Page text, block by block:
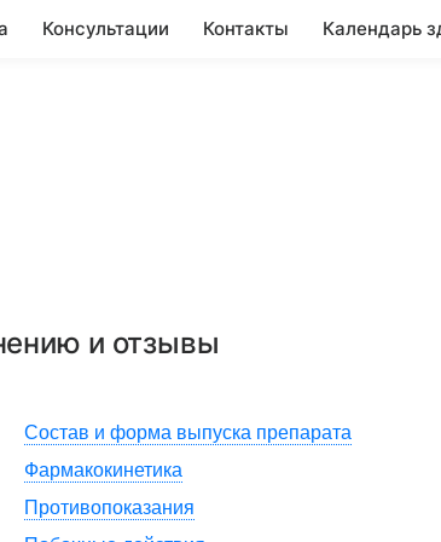
Консультации Контакты Календарь
и отзывы
Состав и форма выпуска препарата
Фармакокинетика
Противопоказания